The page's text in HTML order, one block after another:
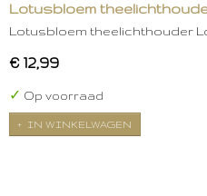
Lotusbloem
Lotusbloem theelichthouder
€ 12,99
✓ Op voorraad
IN WINKELWAGEN